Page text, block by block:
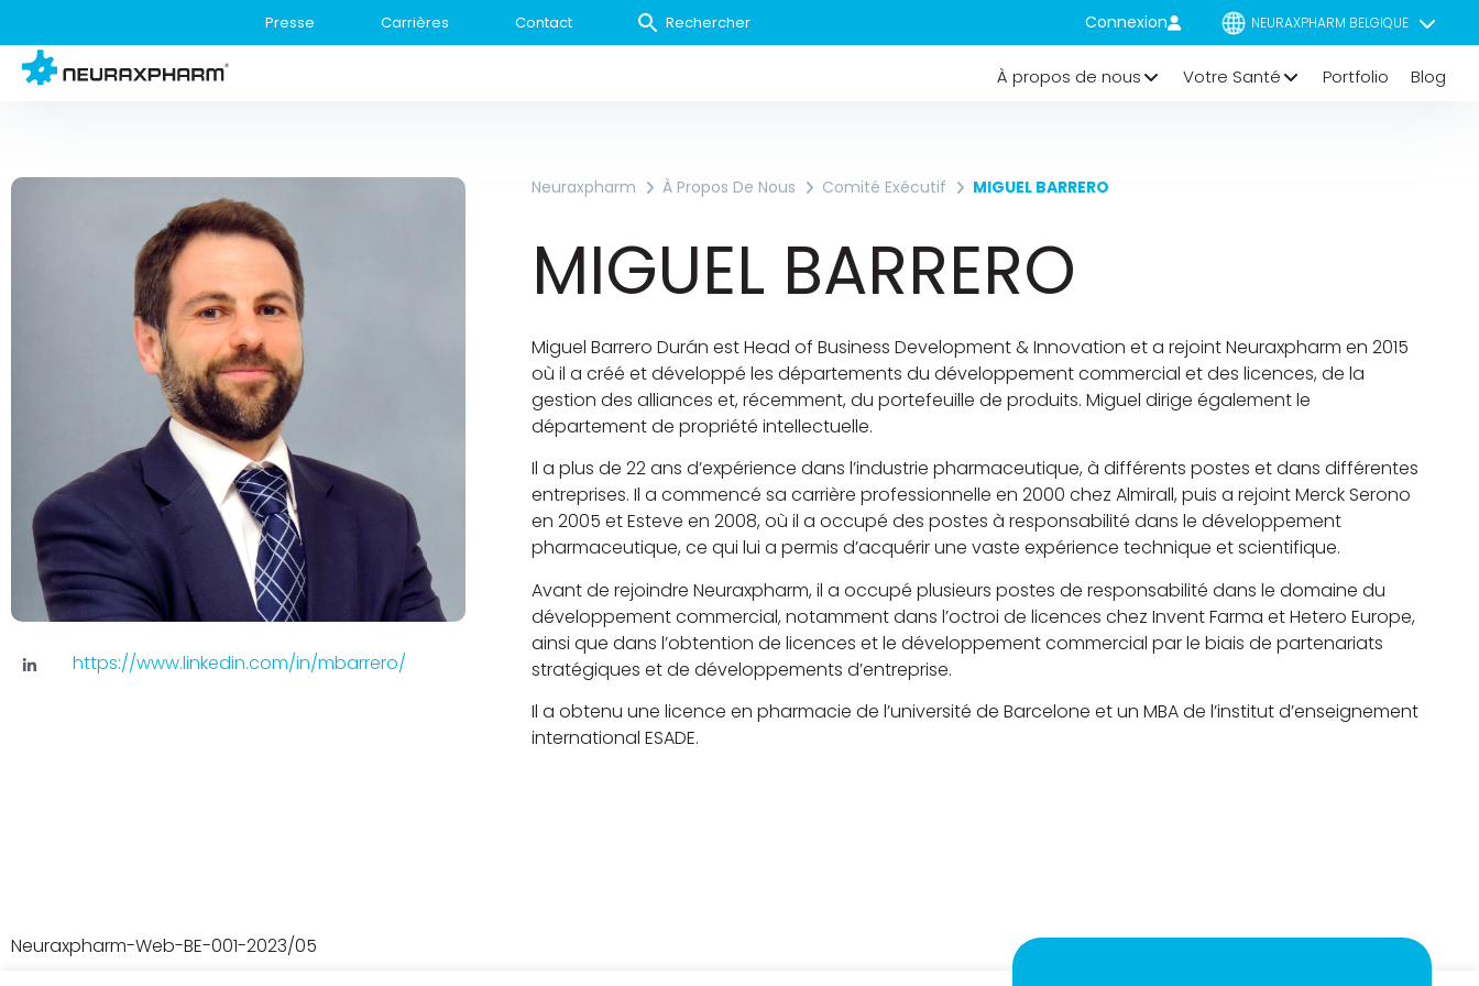
Presse Carrières Contact Connexion NEURAXPHARM BELGIQUE
À propos de nous Votre Santé Portfolio Blog
https://www.linkedin.com/in/mbarrero/
Neuraxpharm À Propos De Nous Comité Exécutif MIGUEL BARRERO
MIGUEL BARRERO
Miguel Barrero Durán est Head of Business Development & Innovation et a rejoint Neuraxpharm en 2015
où il a créé et développé les départements du développement commercial et des licences, de la
gestion des alliances et, récemment, du portefeuille de produits. Miguel dirige également le
département de propriété intellectuelle.
Il a plus de 22 ans d’expérience dans l’industrie pharmaceutique, à différents postes et dans différentes
entreprises. Il a commencé sa carrière professionnelle en 2000 chez Almirall, puis a rejoint Merck Serono
en 2005 et Esteve en 2008, où il a occupé des postes à responsabilité dans le développement
pharmaceutique, ce qui lui a permis d’acquérir une vaste expérience technique et scientifique.
Avant de rejoindre Neuraxpharm, il a occupé plusieurs postes de responsabilité dans le domaine du
développement commercial, notamment dans l’octroi de licences chez Invent Farma et Hetero Europe,
ainsi que dans l’obtention de licences et le développement commercial par le biais de partenariats
stratégiques et de développements d’entreprise.
Il a obtenu une licence en pharmacie de l’université de Barcelone et un MBA de l’institut d’enseignement
international ESADE.
Neuraxpharm-Web-BE-001-2023/05